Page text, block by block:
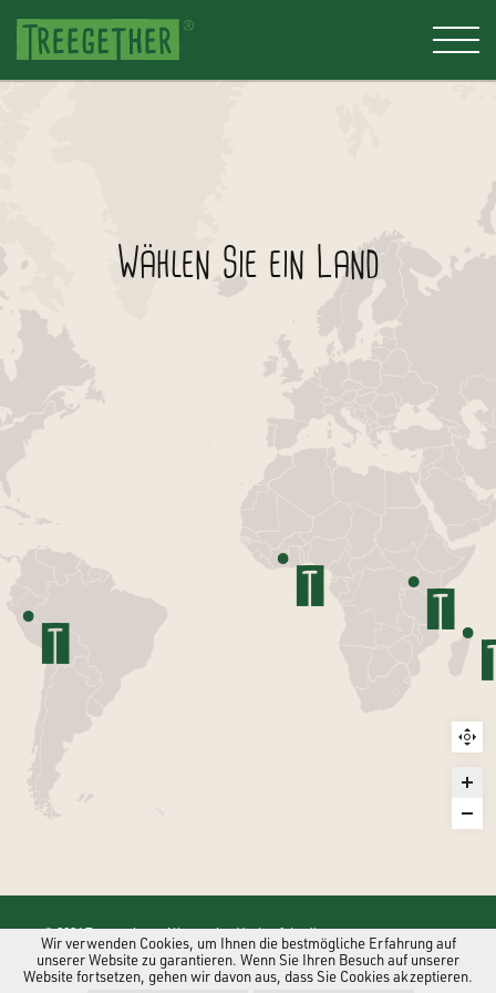
Wählen Sie ein Land
© 2026 Treegether -Allgemeine Verkaufsbedingungen
Wir verwenden Cookies, um Ihnen die bestmögliche Erfahrung auf
unserer Website zu garantieren. Wenn Sie Ihren Besuch auf unserer
Website fortsetzen, gehen wir davon aus, dass Sie Cookies akzeptieren.